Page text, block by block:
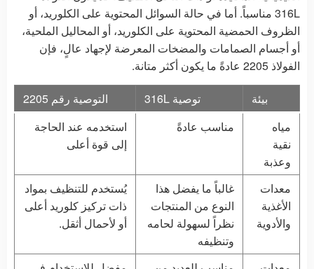
316L مناسباً. أما في حالة السوائل المحتوية على الكلوريد، أو
الظروف الحمضية المحتوية على الكلوريد، أو المحاليل الملحية،
أو أجسام الصمامات والمضخات المعرضة لإجهاد عالٍ، فإن
الفولاذ 2205 عادةً ما يكون أكثر متانة.
بيئة توصية 316L
التوصية رقم 2205
مياه
نقية
وعذبة
مناسب عادةً
استخدمه عند الحاجة
إلى قوة أعلى
معدات
الأغذية
والأدوية
غالباً ما يفضل هذا
النوع من المنتجات
نظراً لسهولة لحامه
وتنظيفه
يُستخدم للتنظيف بمواد
ذات تركيز كلوريد أعلى
أو لأحمال أثقل.